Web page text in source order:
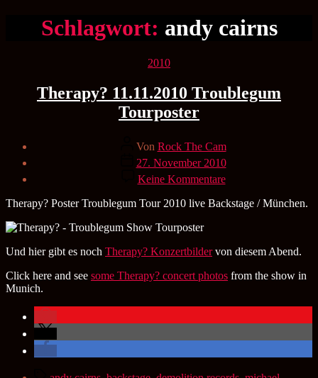
Schlagwort: andy cairns
Kategorien
2010
Therapy? 11.11.2010 Troublegum
Tourposter
Beitragsautor
Von Rock The Cam
Veröffentlichungsdatum
27. November 2010
Keine Kommentarezu
Therapy?
11.11.2010
Troublegum
Therapy? Poster Troublegum Tour 2010 live Backstage / München.
Und hier gibt es noch Therapy? Konzertbildervon diesem Abend.
Click here and see some Therapy? concert photos from the show in
Munich.
Schlagwörter